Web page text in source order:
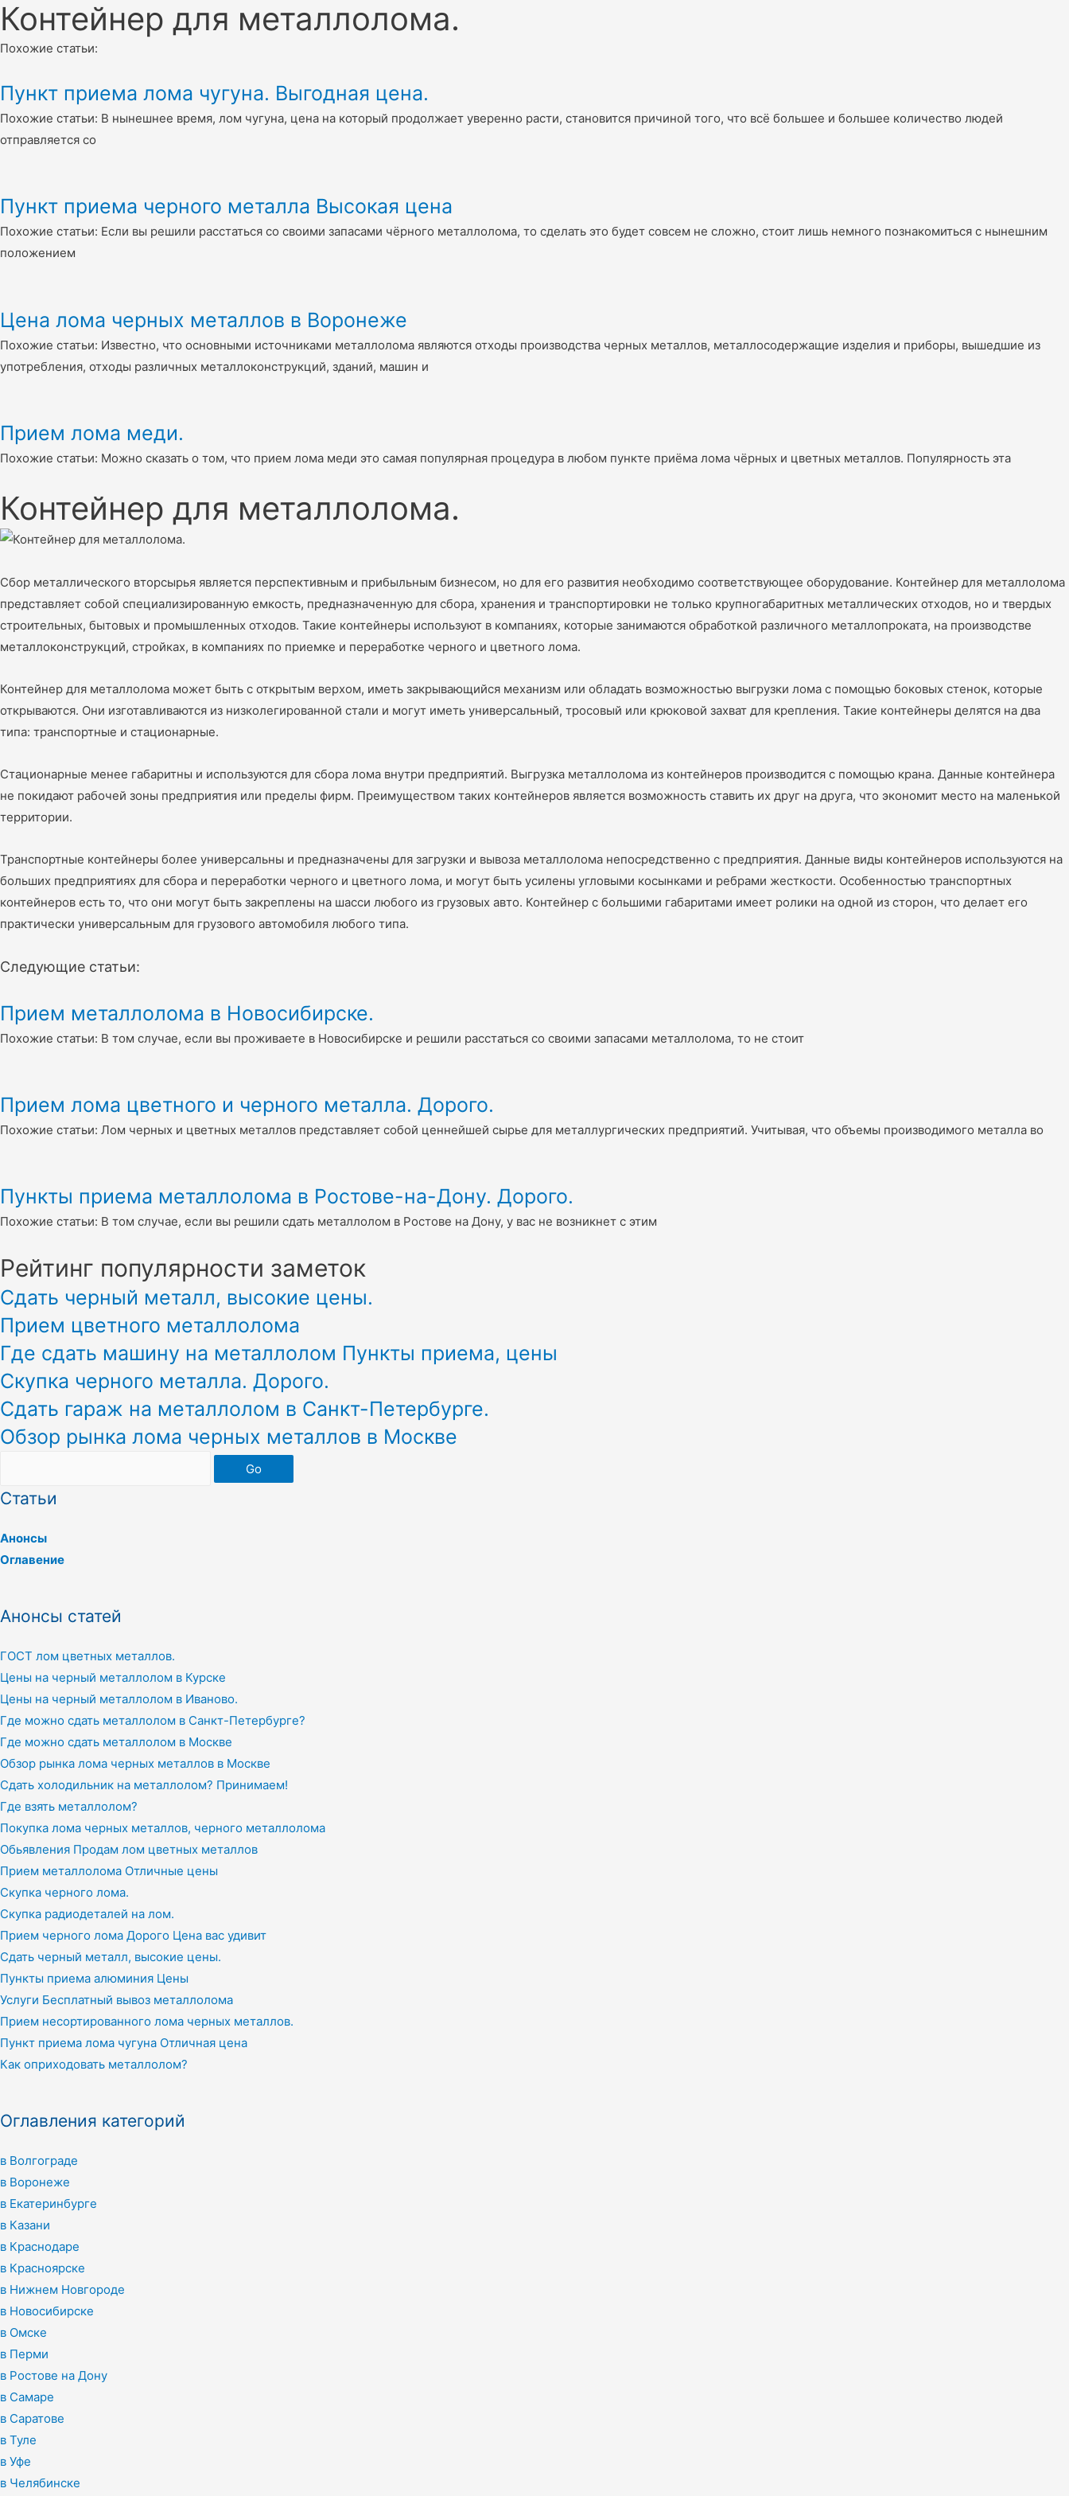
Контейнер для металлолома.
Похожие статьи:
Пункт приема лома чугуна. Выгодная цена.
Похожие статьи: В нынешнее время, лом чугуна, цена на который продолжает уверенно расти, становится причиной того, что всё большее и большее количество людей
отправляется со
Пункт приема черного металла Высокая цена
Похожие статьи: Если вы решили расстаться со своими запасами чёрного металлолома, то сделать это будет совсем не сложно, стоит лишь немного познакомиться с нынешним
положением
Цена лома черных металлов в Воронеже
Похожие статьи: Известно, что основными источниками металлолома являются отходы производства черных металлов, металлосодержащие изделия и приборы, вышедшие из
употребления, отходы различных металлоконструкций, зданий, машин и
Прием лома меди.
Похожие статьи: Можно сказать о том, что прием лома меди это самая популярная процедура в любом пункте приёма лома чёрных и цветных металлов. Популярность эта
Контейнер для металлолома.
Сбор металлического вторсырья является перспективным и прибыльным бизнесом, но для его развития необходимо соответствующее оборудование. Контейнер для металлолома
представляет собой специализированную емкость, предназначенную для сбора, хранения и транспортировки не только крупногабаритных металлических отходов, но и твердых
строительных, бытовых и промышленных отходов. Такие контейнеры используют в компаниях, которые занимаются обработкой различного металлопроката, на производстве
металлоконструкций, стройках, в компаниях по приемке и переработке черного и цветного лома.
Контейнер для металлолома может быть с открытым верхом, иметь закрывающийся механизм или обладать возможностью выгрузки лома с помощью боковых стенок, которые
открываются. Они изготавливаются из низколегированной стали и могут иметь универсальный, тросовый или крюковой захват для крепления. Такие контейнеры делятся на два
типа: транспортные и стационарные.
Стационарные менее габаритны и используются для сбора лома внутри предприятий. Выгрузка металлолома из контейнеров производится с помощью крана. Данные контейнера
не покидают рабочей зоны предприятия или пределы фирм. Преимуществом таких контейнеров является возможность ставить их друг на друга, что экономит место на маленькой
территории.
Транспортные контейнеры более универсальны и предназначены для загрузки и вывоза металлолома непосредственно с предприятия. Данные виды контейнеров используются на
больших предприятиях для сбора и переработки черного и цветного лома, и могут быть усилены угловыми косынками и ребрами жесткости. Особенностью транспортных
контейнеров есть то, что они могут быть закреплены на шасси любого из грузовых авто. Контейнер с большими габаритами имеет ролики на одной из сторон, что делает его
практически универсальным для грузового автомобиля любого типа.
Следующие статьи:
Прием металлолома в Новосибирске.
Похожие статьи: В том случае, если вы проживаете в Новосибирске и решили расстаться со своими запасами металлолома, то не стоит
Прием лома цветного и черного металла. Дорого.
Похожие статьи: Лом черных и цветных металлов представляет собой ценнейшей сырье для металлургических предприятий. Учитывая, что объемы производимого металла во
Пункты приема металлолома в Ростове-на-Дону. Дорого.
Похожие статьи: В том случае, если вы решили сдать металлолом в Ростове на Дону, у вас не возникнет с этим
Рейтинг популярности заметок
Сдать черный металл, высокие цены.
Прием цветного металлолома
Где сдать машину на металлолом Пункты приема, цены
Скупка черного металла. Дорого.
Сдать гараж на металлолом в Санкт-Петербурге.
Обзор рынка лома черных металлов в Москве
Go
Статьи
Анонсы
Оглавение
Анонсы статей
ГОСТ лом цветных металлов.
Цены на черный металлолом в Курске
Цены на черный металлолом в Иваново.
Где можно сдать металлолом в Санкт-Петербурге?
Где можно сдать металлолом в Москве
Обзор рынка лома черных металлов в Москве
Сдать холодильник на металлолом? Принимаем!
Где взять металлолом?
Покупка лома черных металлов, черного металлолома
Обьявления Продам лом цветных металлов
Прием металлолома Отличные цены
Скупка черного лома.
Скупка радиодеталей на лом.
Прием черного лома Дорого Цена вас удивит
Сдать черный металл, высокие цены.
Пункты приема алюминия Цены
Услуги Бесплатный вывоз металлолома
Прием несортированного лома черных металлов.
Пункт приема лома чугуна Отличная цена
Как оприходовать металлолом?
Оглавления категорий
в Волгограде
в Воронеже
в Екатеринбурге
в Казани
в Краснодаре
в Красноярске
в Нижнем Новгороде
в Новосибирске
в Омске
в Перми
в Ростове на Дону
в Самаре
в Саратове
в Туле
в Уфе
в Челябинске